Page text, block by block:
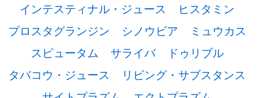
インテスティナル・ジュース
ヒスタミン
プロスタグランジン
シノウビア
ミュウカス
スピュータム
サライバ
ドゥリブル
タバコウ・ジュース
リビング・サブスタンス